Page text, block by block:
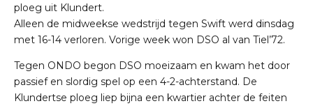
ploeg uit Klundert.
Alleen de midweekse wedstrijd tegen Swift werd dinsdag
met 16-14 verloren. Vorige week won DSO al van Tiel’72.
Tegen ONDO begon DSO moeizaam en kwam het door
passief en slordig spel op een 4-2-achterstand. De
Klundertse ploeg liep bijna een kwartier achter de feiten